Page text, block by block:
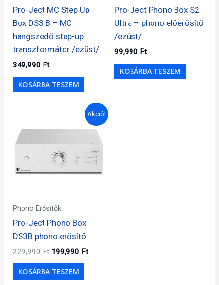
Pro-Ject MC Step Up
Box DS3 B – MC
hangszedő step-up
transzformátor /ezüst/
349,990 Ft
KOSÁRBA TESZEM
Pro-Ject Phono Box S2
Ultra – phono előerősítő
/ezüst/
99,990 Ft
KOSÁRBA TESZEM
Akció!
Phono Erősítők
Pro-Ject Phono Box
DS3B phono erősítő
229,990Ft Original
was:
229,990 Ft.
199,990 FtCurrent
KOSÁRBA TESZEM